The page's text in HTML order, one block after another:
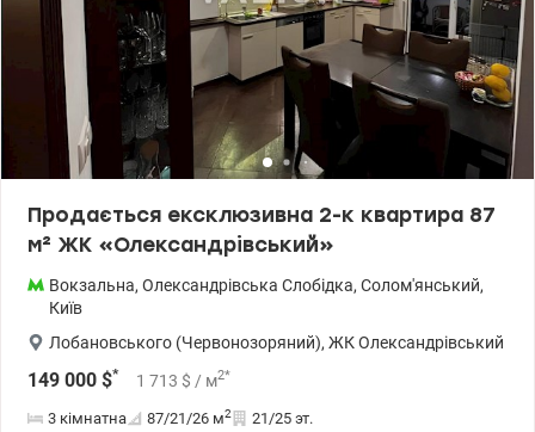
Продається ексклюзивна 2-к квартира 87
м² ЖК «Олександрівський»
Вокзальна, Олександрівська Слобідка, Солом'янський,
Київ
Лобановського (Червонозоряний), ЖК Олександрівський
149 000 $* 1 713 $ / м2*
3 кімнатна 87/21/26 м2 21/25 эт.